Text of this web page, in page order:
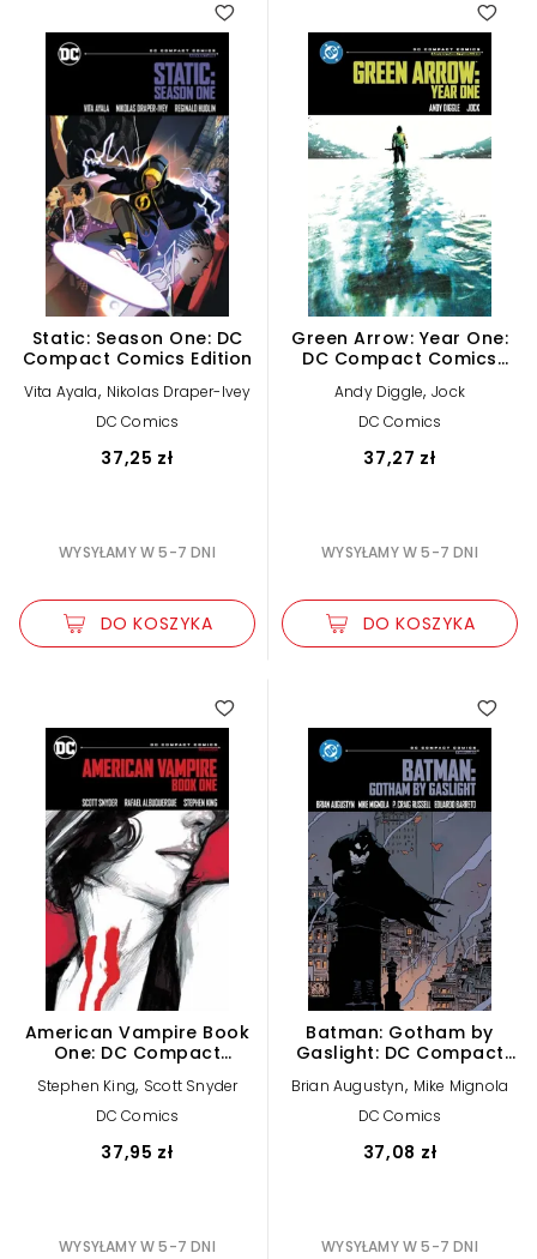
Static: Season One: DC
Compact Comics Edition
Vita Ayala, Nikolas Draper-Ivey
DC Comics
37,25 zł
WYSYŁAMY W 5-7 DNI
DO KOSZYKA
Green Arrow: Year One:
DC Compact Comics
Andy Diggle,Jock
DC Comics
37,27 zł
WYSYŁAMY W 5-7 DNI
DO KOSZYKA
American Vampire Book
One: DC Compact
Stephen King, Scott Snyder
DC Comics
37,95 zł
WYSYŁAMY W 5-7 DNI
Batman: Gotham by
Gaslight: DC Compact
Brian Augustyn, Mike Mignola
DC Comics
37,08 zł
WYSYŁAMY W 5-7 DNI